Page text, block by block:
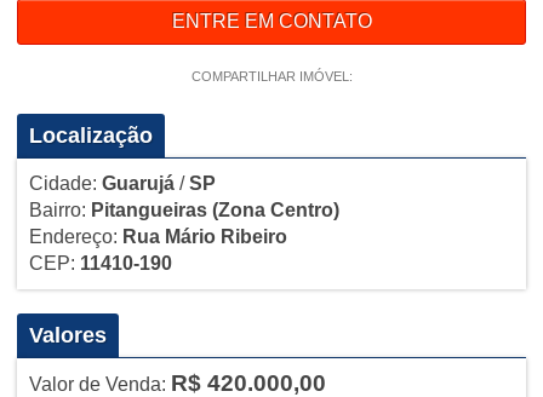
ENTRE EM CONTATO
COMPARTILHAR IMÓVEL:
Localização
Cidade: Guarujá/SP
Bairro: Pitangueiras (Zona Centro)
Endereço: Rua Mário Ribeiro
CEP: 11410-190
Valores
Valor de Venda: R$ 420.000,00